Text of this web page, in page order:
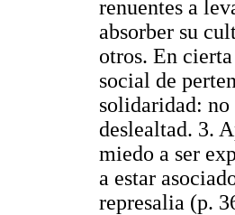
renuentes a
absorber su
otros. En
social de
solidaridad: no
deslealtad. 3.
miedo a ser
a estar
represalia (p.